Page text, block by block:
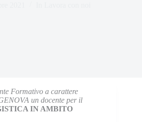
Formativo a carattere
un docente per il
IN AMBITO